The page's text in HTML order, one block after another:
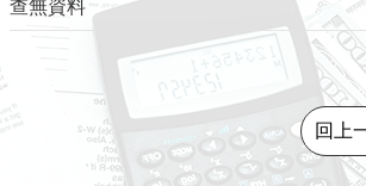
意
見
查無資料
回上